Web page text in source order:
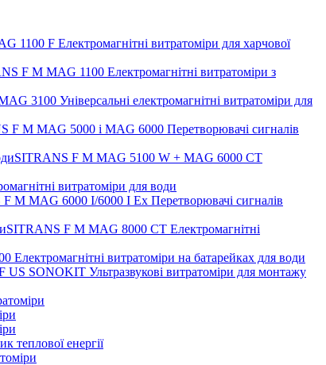
1100 F Електромагнітні витратоміри для харчової
F M MAG 1100 Електромагнітні витратоміри з
3100 Універсальні електромагнітні витратоміри для
F M MAG 5000 і MAG 6000 Перетворювачі сигналів
SITRANS F M MAG 5100 W + MAG 6000 CT
витратоміри для води
M MAG 6000 I/6000 I Ex Перетворювачі сигналів
SITRANS F M MAG 8000 CT Електромагнітні
витратоміри на батарейках для води
US SONOKIT Ультразвукові витратоміри для монтажу
теплової енергії